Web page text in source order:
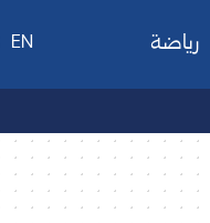
رياضة EN